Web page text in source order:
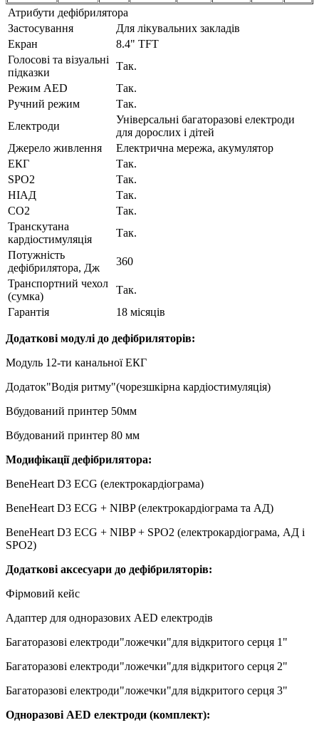
Атрибути дефібрилятора
Застосування
Для лікувальних закладів
Екран
8.4" TFT
Голосові та візуальні
підказки
Так.
Режим AED
Так.
Ручний режим
Так.
Електроди
Універсальні багаторазові електроди
для дорослих і дітей
Джерело живлення
Електрична мережа, акумулятор
ЕКГ
Так.
SPO2
Так.
НІАД
Так.
CO2
Так.
Транскутана
кардіостимуляція
Так.
Потужність
дефібрилятора, Дж
360
Транспортний чехол
(сумка)
Так.
Гарантія
18 місяців
Додаткові модулі до дефібриляторів:
Модуль 12-ти канальної ЕКГ
Додаток"Водія ритму"(чорезшкірна кардіостимуляція)
Вбудований принтер 50мм
Вбудований принтер 80 мм
Модифікації дефібрилятора:
BeneHeart D3 ECG (електрокардіограма)
BeneHeart D3 ECG + NIBP (електрокардіограма та АД)
BeneHeart D3 ECG + NIBP + SPO2 (електрокардіограма, АД і
SPO2)
Додаткові аксесуари до дефібриляторів:
Фірмовий кейс
Адаптер для одноразових AED електродів
Багаторазові електроди"ложечки"для відкритого серця 1"
Багаторазові електроди"ложечки"для відкритого серця 2"
Багаторазові електроди"ложечки"для відкритого серця 3"
Одноразові AED електроди (комплект):